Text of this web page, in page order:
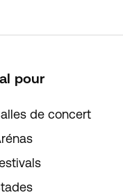
pour
de concert